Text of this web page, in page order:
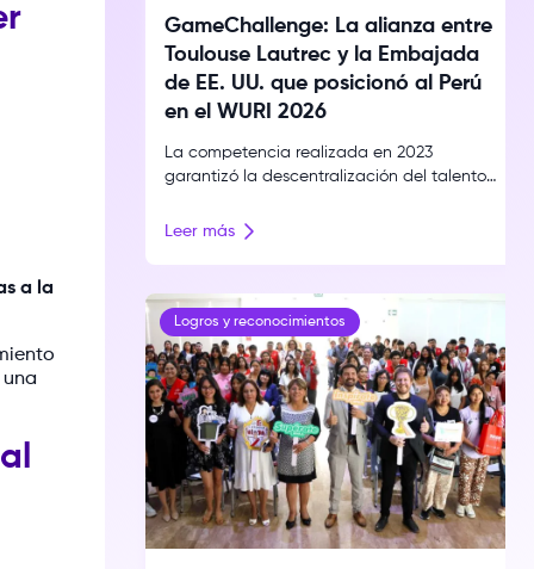
a la
GameChallenge: La alianza entre
Toulouse Lautrec y la Embajada
de EE. UU. que posicionó al Perú
en el WURI 2026
La competencia realizada en 2023
garantizó la descentralización del talento
educativo con impacto real. Este modelo
ranking World University Rankings for
Innovation 2026. El talento creativo está
repartido por todo el Perú, pero […]
Leer más
Logros y reconocimientos